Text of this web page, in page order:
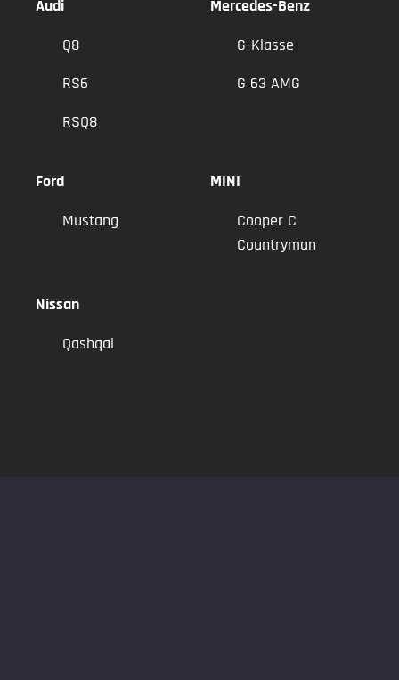
Audi
Q8
RS6
RSQ8
Mercedes-Benz
G-Klasse
G 63 AMG
Ford
Mustang
MINI
Cooper C
Countryman
Nissan
Qashqai